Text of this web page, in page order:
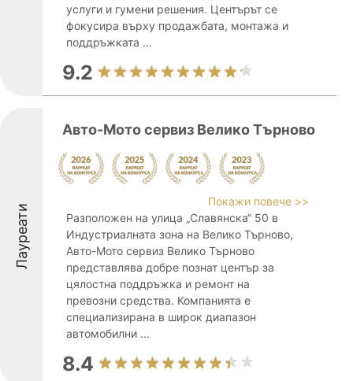
услуги и гумени решения. Центърът се
фокусира върху продажбата, монтажа и
поддръжката ...
9.2
Лауреати
Авто-Мото сервиз Велико Търново
Покажи повече >>
Разположен на улица „Славянска“ 50 в
Индустриалната зона на Велико Търново,
Авто-Мото сервиз Велико Търново
представлява добре познат център за
цялостна поддръжка и ремонт на
превозни средства. Компанията е
специализирана в широк диапазон
автомобилни ...
8.4